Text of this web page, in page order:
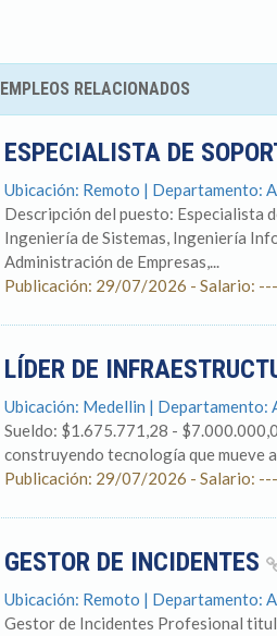
EMPLEOS RELACIONADOS
ESPECIALISTA DE
Ubicación: Remoto | Departamento:
Descripción del puesto: Especialista
Ingeniería de Sistemas, Ingeniería
Administración de Empresas,...
Publicación: 29/07/2026 - Salario:
LÍDER DE
Ubicación: Medellin | Departamento:
Sueldo: $1.675.771,28 -
construyendo tecnología que mueve
Publicación: 29/07/2026 - Salario:
GESTOR DE INCIDENTES
Ubicación: Remoto | Departamento:
Gestor de Incidentes Profesional